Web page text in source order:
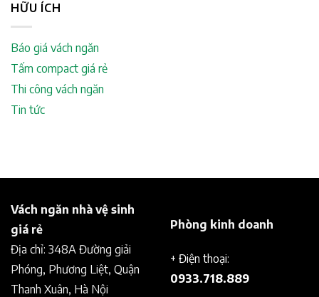
HỮU ÍCH
Báo giá vách ngăn
Tấm compact giá rẻ
Thi công vách ngăn
Tin tức
Vách ngăn nhà vệ sinh
giá rẻ
Địa chỉ: 348A Đường giải
Phóng, Phương Liệt, Quận
Thanh Xuân, Hà Nội
Phòng kinh doanh
+ Điện thoại:
0933.718.889